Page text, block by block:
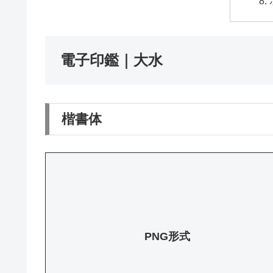
電子印鑑｜大水
楷書体
PNG形式